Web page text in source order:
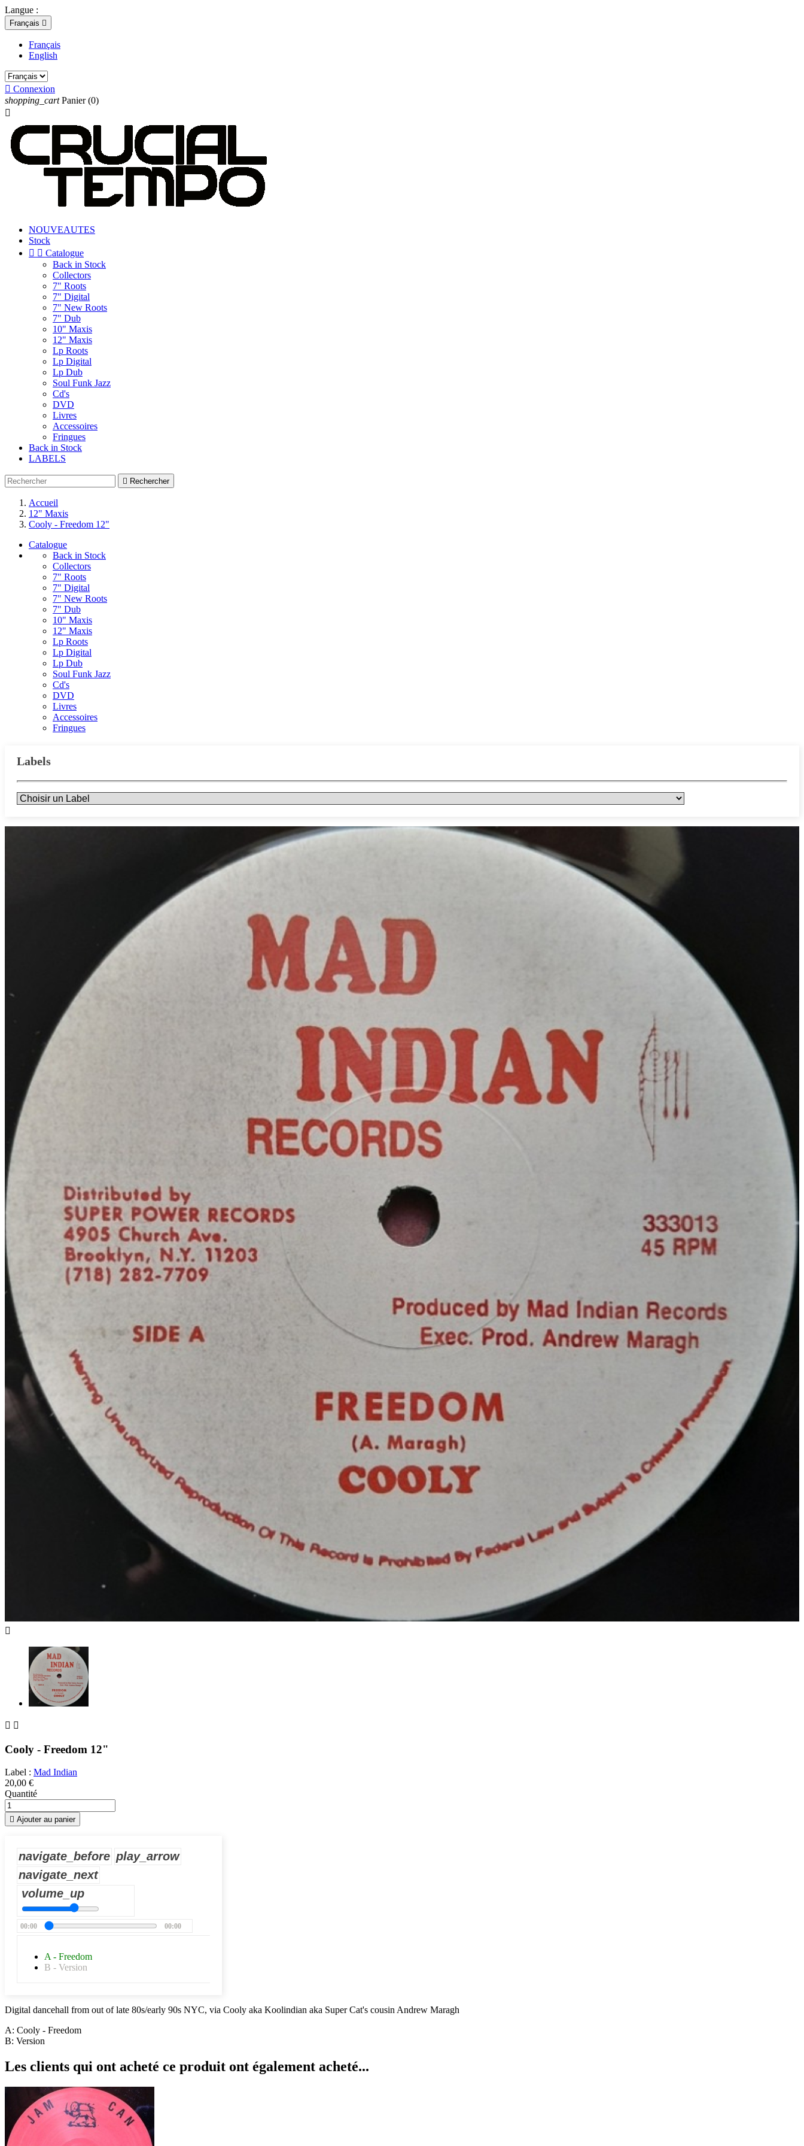
Langue :
Français 
Français
English
 Connexion
shopping_cart Panier (0)

NOUVEAUTES
Stock
  Catalogue
Back in Stock
Collectors
7" Roots
7" Digital
7" New Roots
7" Dub
10" Maxis
12" Maxis
Lp Roots
Lp Digital
Lp Dub
Soul Funk Jazz
Cd's
DVD
Livres
Accessoires
Fringues
Back in Stock
LABELS
 Rechercher
Accueil
12" Maxis
Cooly - Freedom 12"
Catalogue
Back in Stock
Collectors
7" Roots
7" Digital
7" New Roots
7" Dub
10" Maxis
12" Maxis
Lp Roots
Lp Digital
Lp Dub
Soul Funk Jazz
Cd's
DVD
Livres
Accessoires
Fringues
Labels

 
Cooly - Freedom 12"
Label : Mad Indian
20,00 €
Quantité
 Ajouter au panier
navigate_before play_arrow
navigate_next
volume_up
00:00 00:00
A - Freedom
B - Version
Digital dancehall from out of late 80s/early 90s NYC, via Cooly aka Koolindian aka Super Cat's cousin Andrew Maragh
A: Cooly - Freedom
B: Version
Les clients qui ont acheté ce produit ont également acheté...